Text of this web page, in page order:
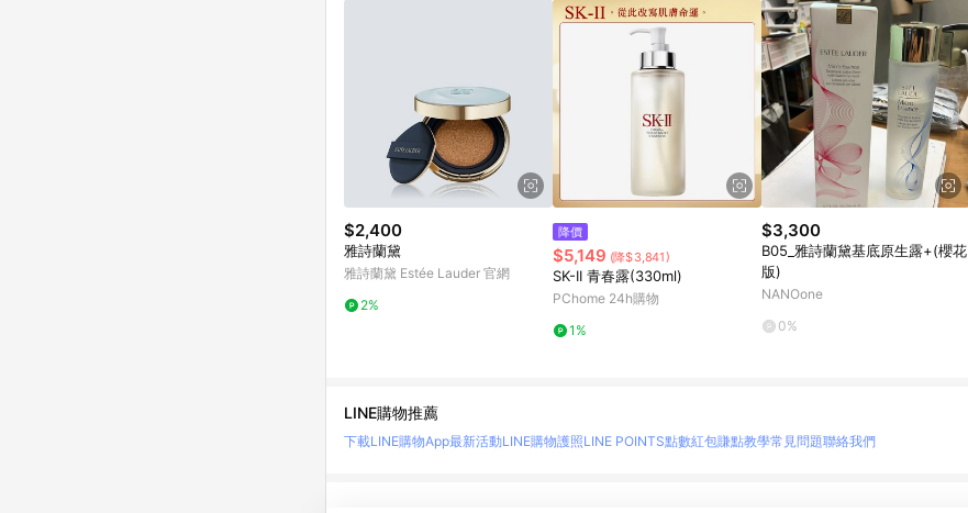
$2,400
雅詩蘭黛
雅詩蘭黛 Estée Lauder 官網
2%
降價
$5,149 (降$3,841)
SK-II 青春露(330ml)
PChome 24h購物
1%
$3,300
B05_雅詩蘭黛基底原生露+(櫻花
版)
NANOone
0%
LINE購物推薦
下載LINE購物App最新活動LINE購物護照LINE POINTS點數紅包賺點教學常見問題聯絡我們